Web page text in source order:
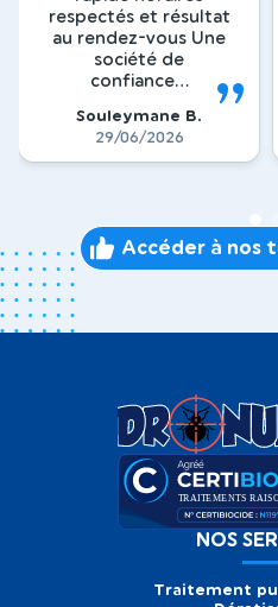
respectés et résultat
au rendez-vous Une
société de
confiance...
Souleymane B.
29/06/2026
1
Accéder à nos
NOS
Traitement